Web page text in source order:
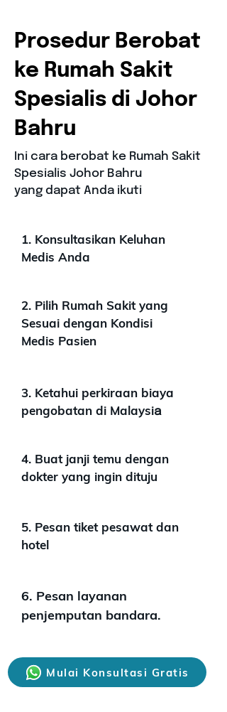
Prosedur Berobat
ke Rumah Sakit
Spesialis di Johor
Bahru
Ini cara berobat ke Rumah Sakit
Spesialis Johor Bahru
yang dapat Anda ikuti
1. Konsultasikan Keluhan
Medis Anda
2. Pilih Rumah Sakit yang
Sesuai dengan Kondisi
Medis Pasien
3. Ketahui perkiraan biaya
pengobatan di Malaysia
4. Buat janji temu dengan
dokter yang ingin dituju
5. Pesan tiket pesawat dan
hotel
6. Pesan layanan
penjemputan bandara.
Mulai Konsultasi Gratis